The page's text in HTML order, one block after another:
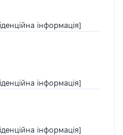
інформація]
інформація]
інформація]